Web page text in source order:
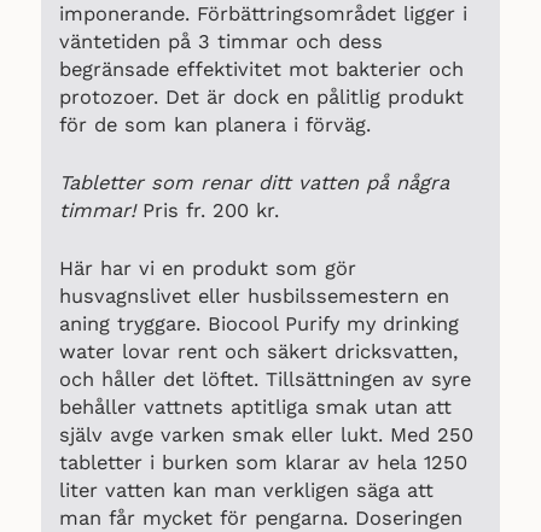
imponerande. Förbättringsområdet ligger i
väntetiden på 3 timmar och dess
begränsade effektivitet mot bakterier och
protozoer. Det är dock en pålitlig produkt
för de som kan planera i förväg.
Tabletter som renar ditt vatten på några
timmar!Pris fr. 200 kr.
Här har vi en produkt som gör
husvagnslivet eller husbilssemestern en
aning tryggare. Biocool Purify my drinking
water lovar rent och säkert dricksvatten,
och håller det löftet. Tillsättningen av syre
behåller vattnets aptitliga smak utan att
själv avge varken smak eller lukt. Med 250
tabletter i burken som klarar av hela 1250
liter vatten kan man verkligen säga att
man får mycket för pengarna. Doseringen